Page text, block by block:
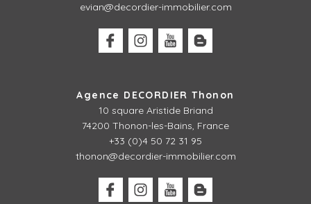
evian@decordier-immobilier.com
Agence DECORDIER Thonon
10 square Aristide Briand
74200 Thonon-les-Bains, France
+33 (0)4 50 72 31 95
thonon@decordier-immobilier.com